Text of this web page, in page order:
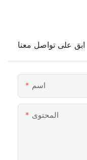
ابق على تواصل معنا
اسم
المحتوى